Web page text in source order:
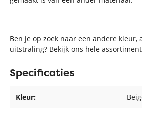
Ben je op zoek naar een andere kleur,
uitstraling? Bekijk ons hele
Specificaties
Kleur: